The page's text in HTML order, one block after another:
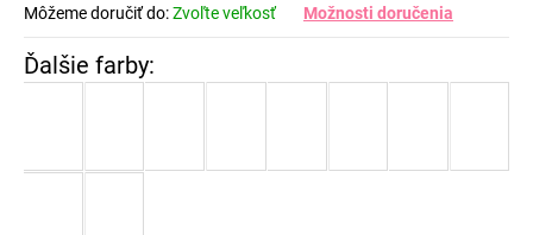
Môžeme doručiť do:Zvoľte veľkosť Možnosti doručenia